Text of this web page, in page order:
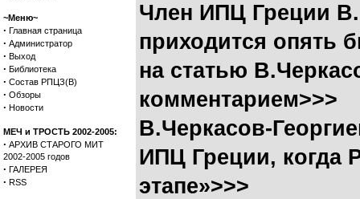
~Меню~
· Главная страница
· Администратор
· Выход
· Библиотека
· Состав РПЦЗ(В)
· Обзоры
· Новости
МЕЧ и ТРОСТЬ 2002-2005:
· АРХИВ СТАРОГО МИТ
2002-2005 годов
· ГАЛЕРЕЯ
· RSS
Член ИПЦ Греции
приходится опять
на статью
комментарием>>>
В.Черкасов-
ИПЦ Греции, когда
этапе»>>>